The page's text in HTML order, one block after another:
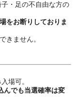
・足の不自由な方の
をお断りしておりま
きません。
場可。
んでも当選確率は変